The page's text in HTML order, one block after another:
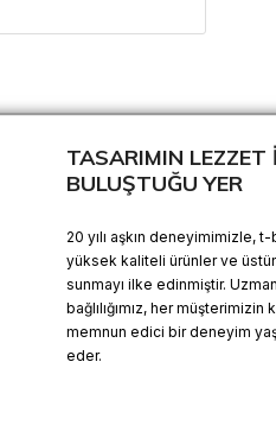
TASARIMIN LEZZET
BULUŞTUĞU YER
20 yılı aşkın deneyimimizle,
yüksek kaliteli ürünler ve
sunmayı ilke edinmiştir.
bağlılığımız, her müşterimizin
memnun edici bir deneyim
eder.